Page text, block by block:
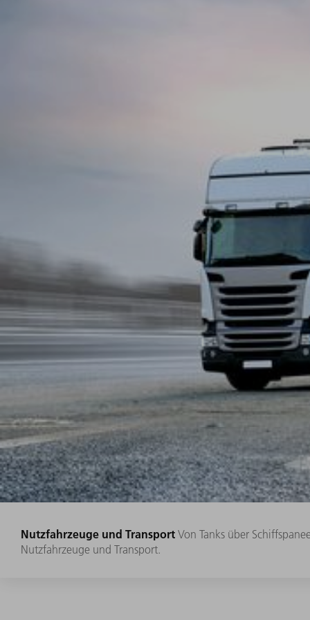
Nutzfahrzeuge und Transport Von Tanks über
Nutzfahrzeuge und Transport.